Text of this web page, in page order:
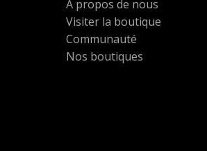
A propos de nous
Visiter la boutique
Communauté
Nos boutiques